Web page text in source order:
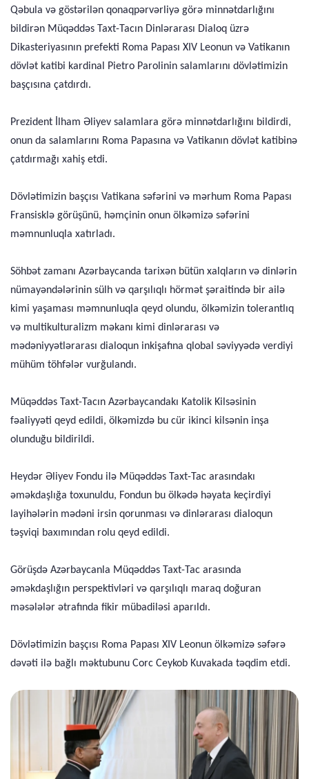
Qəbula və göstərilən qonaqpərvərliyə görə minnətdarlığını
bildirən Müqəddəs Taxt-Tacın Dinlərarası Dialoq üzrə
Dikasteriyasının prefekti Roma Papası XIV Leonun və Vatikanın
dövlət katibi kardinal Pietro Parolinin salamlarını dövlətimizin
başçısına çatdırdı.
Prezident İlham Əliyev salamlara görə minnətdarlığını bildirdi,
onun da salamlarını Roma Papasına və Vatikanın dövlət katibinə
çatdırmağı xahiş etdi.
Dövlətimizin başçısı Vatikana səfərini və mərhum Roma Papası
Fransisklə görüşünü, həmçinin onun ölkəmizə səfərini
məmnunluqla xatırladı.
Söhbət zamanı Azərbaycanda tarixən bütün xalqların və dinlərin
nümayəndələrinin sülh və qarşılıqlı hörmət şəraitində bir ailə
kimi yaşaması məmnunluqla qeyd olundu, ölkəmizin tolerantlıq
və multikulturalizm məkanı kimi dinlərarası və
mədəniyyətlərarası dialoqun inkişafına qlobal səviyyədə verdiyi
mühüm töhfələr vurğulandı.
Müqəddəs Taxt-Tacın Azərbaycandakı Katolik Kilsəsinin
fəaliyyəti qeyd edildi, ölkəmizdə bu cür ikinci kilsənin inşa
olunduğu bildirildi.
Heydər Əliyev Fondu ilə Müqəddəs Taxt-Tac arasındakı
əməkdaşlığa toxunuldu, Fondun bu ölkədə həyata keçirdiyi
layihələrin mədəni irsin qorunması və dinlərarası dialoqun
təşviqi baxımından rolu qeyd edildi.
Görüşdə Azərbaycanla Müqəddəs Taxt-Tac arasında
əməkdaşlığın perspektivləri və qarşılıqlı maraq doğuran
məsələlər ətrafında fikir mübadiləsi aparıldı.
Dövlətimizin başçısı Roma Papası XIV Leonun ölkəmizə səfərə
dəvəti ilə bağlı məktubunu Corc Ceykob Kuvakada təqdim etdi.